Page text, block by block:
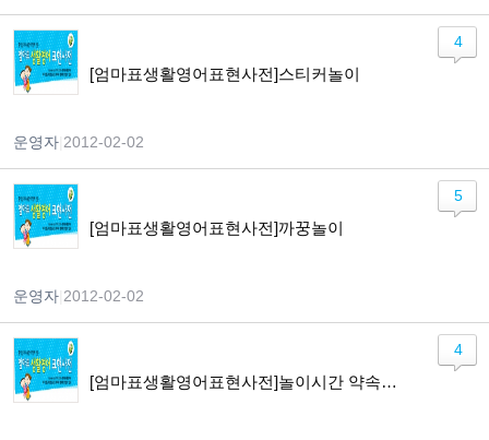
[엄마표생활영어표현사전]스티커놀이
운영자 2012-02-02
4
[엄마표생활영어표현사전]까꿍놀이
운영자 2012-02-02
5
[엄마표생활영어표현사전]놀이시간 약속하기
4